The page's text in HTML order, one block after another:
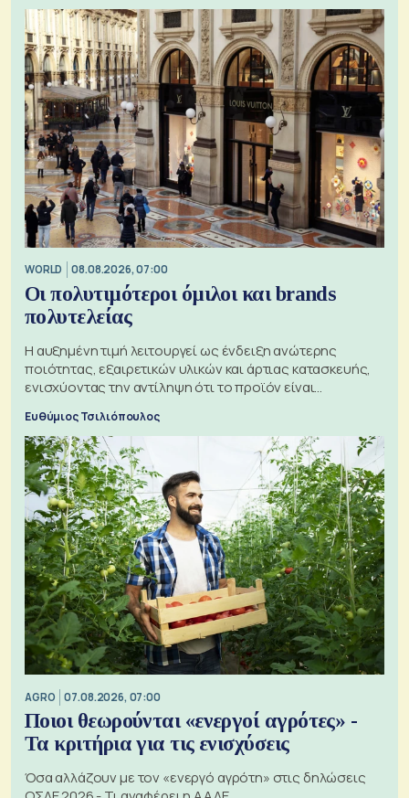
WORLD 08.08.2026, 07:00
Οι πολυτιμότεροι όμιλοι και brands
πολυτελείας
Η αυξημένη τιμή λειτουργεί ως ένδειξη ανώτερης
ποιότητας, εξαιρετικών υλικών και άρτιας κατασκευής,
ενισχύοντας την αντίληψη ότι το προϊόν είναι
Ευθύμιος Τσιλιόπουλος
AGRO 07.08.2026, 07:00
Ποιοι θεωρούνται «ενεργοί αγρότες» -
Τα κριτήρια για τις ενισχύσεις
Όσα αλλάζουν με τον «ενεργό αγρότη» στις δηλώσεις